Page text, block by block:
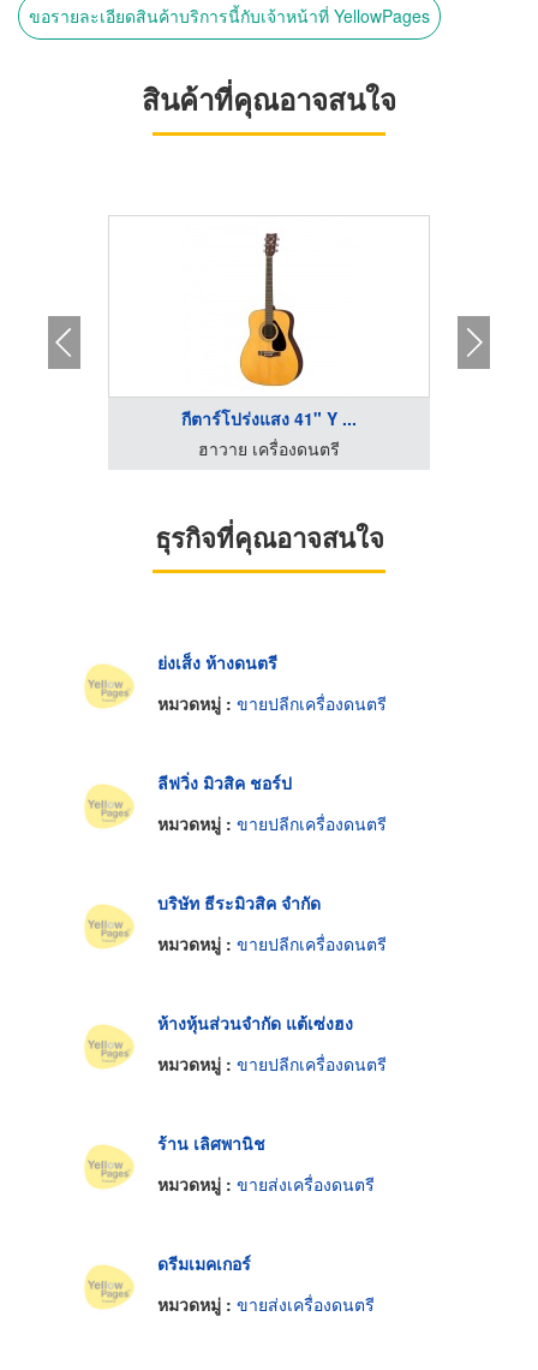
ขอรายละเอียดสินค้าบริการนี้กับเจ้าหน้าที่ YellowPages
สินค้าที่คุณอาจสนใจ
กีตาร์โปร่งแสง 41" Y ...
ฮาวาย เครื่องดนตรี
ธุรกิจที่คุณอาจสนใจ
ย่งเส็ง ห้างดนตรี
หมวดหมู่ : ขายปลีกเครื่องดนตรี
ลีฟวิ่ง มิวสิค ชอร์ป
หมวดหมู่ : ขายปลีกเครื่องดนตรี
บริษัท ธีระมิวสิค จำกัด
หมวดหมู่ : ขายปลีกเครื่องดนตรี
ห้างหุ้นส่วนจำกัด แต้เซ่งฮง
หมวดหมู่ : ขายปลีกเครื่องดนตรี
ร้าน เลิศพานิช
หมวดหมู่ : ขายส่งเครื่องดนตรี
ดรีมเมคเกอร์
หมวดหมู่ : ขายส่งเครื่องดนตรี